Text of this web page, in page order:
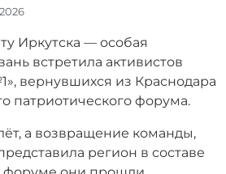
Иркутска — особая
встретила активистов
вернувшихся из Краснодара
патриотического форума.
а возвращение команды,
регион в составе